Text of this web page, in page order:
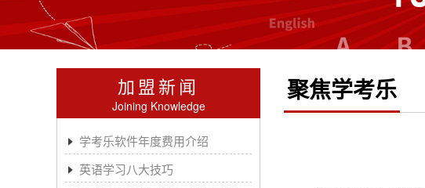
加盟新闻
Joining Knowledge
学考乐软件年度费用介绍
英语学习八大技巧
聚焦学考乐